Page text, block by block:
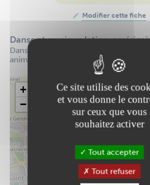
Modifier cette fiche
Danse et musique latino-
Danse, musique, spectacle, ateliers
animations... Tout sur l'Amérique latine !
+
−
Ce site utilise des
et vous donne le
sur ceux que vous
souhaitez activer
Tout accepter
Tout refuser